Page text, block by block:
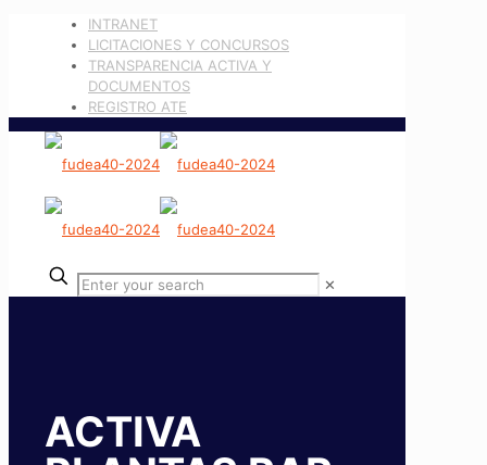
INTRANET
LICITACIONES Y CONCURSOS
TRANSPARENCIA ACTIVA Y
DOCUMENTOS
REGISTRO ATE
✕
ACTIVA